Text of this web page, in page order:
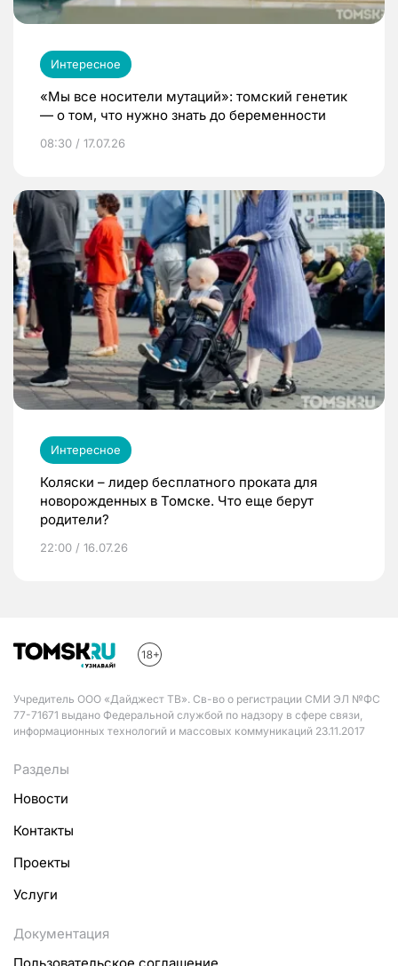
Интересное
«Мы все носители мутаций»: томский генетик
— о том, что нужно знать до беременности
08:30 / 17.07.26
Интересное
Коляски – лидер бесплатного проката для
новорожденных в Томске. Что еще берут
родители?
22:00 / 16.07.26
Учредитель ООО «Дайджест ТВ». Св-во о регистрации СМИ ЭЛ №ФС
77-71671 выдано Федеральной службой по надзору в сфере связи,
информационных технологий и массовых коммуникаций 23.11.2017
Разделы
Новости
Контакты
Проекты
Услуги
Документация